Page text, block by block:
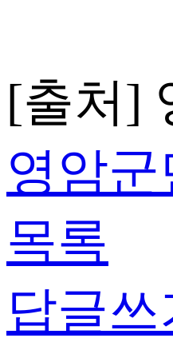
[출처]
영암
목록
답글쓰